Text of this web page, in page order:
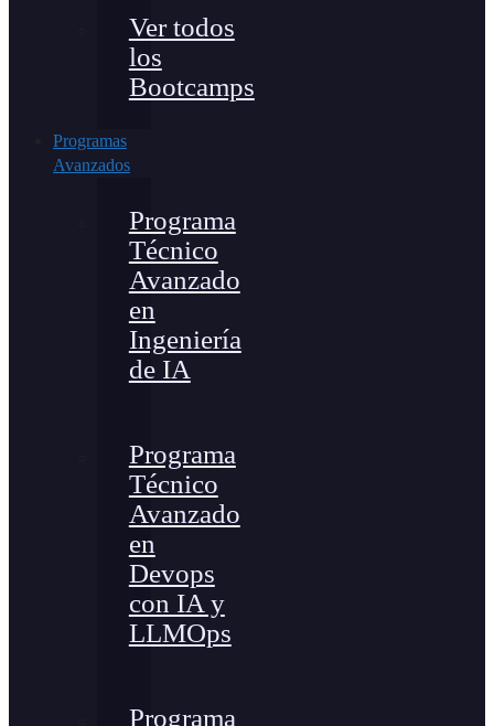
Ver todos
los
Bootcamps
Programas
Avanzados
Programa
Técnico
Avanzado
en
Ingeniería
de IA
Programa
Técnico
Avanzado
en
Devops
con IA y
LLMOps
Programa